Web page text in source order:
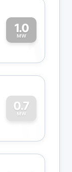
1.0
MW1
0.7
MW
0